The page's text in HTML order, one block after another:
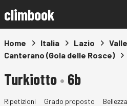
climbook
Home Italia Lazio
Canterano (Gola delle Rosce)
Turkiotto• 6b
Ripetizioni Grado proposto Bellezza